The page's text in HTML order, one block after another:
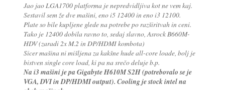
Jao jao LGA1700 platforma je nepredvidljiva kot ne vem kaj.
Sestavil sem že dve mašini, eno i5 12400 in eno i3 12100.
Plate so bile kupljene glede na potrebe po razširitvah in ceni.
Tako je 12400 dobila ravno to, sedaj slavno, Asrock B660M-
HDV (zaradi 2x M.2 in DP/HDMI kombota)
Sicer mašina ni mišljena za kakšne hude all-core loade, bolj je
bistven single core load, ki pa na srečo deluje b.p.
Na i3 mašini je pa Gigabyte H610M S2H (potrebovalo se je
VGA, DVI in DP/HDMI output). Cooling je stock intel na